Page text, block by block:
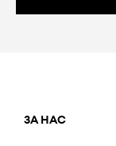
ЗА НАС